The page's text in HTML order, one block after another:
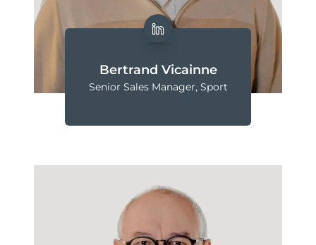
Bertrand Vicainne
Senior Sales Manager, Sport